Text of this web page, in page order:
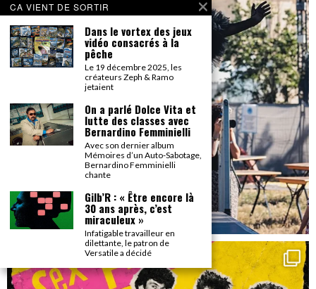
CA VIENT DE SORTIR
Dans le vortex des jeux
vidéo consacrés à la
pêche
Le 19 décembre 2025, les
créateurs Zeph & Ramo
jetaient
On a parlé Dolce Vita et
lutte des classes avec
Bernardino Femminielli
Avec son dernier album
Mémoires d’un Auto-Sabotage,
Bernardino Femminielli
chante
Gilb’R : « Être encore là
30 ans après, c’est
miraculeux »
Infatigable travailleur en
dilettante, le patron de
Versatile a décidé